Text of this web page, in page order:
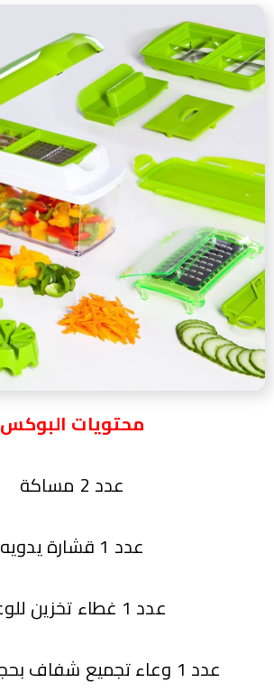
محتويات البوكس
عدد 2 مساكة
عدد 1 قشارة يدويه
عدد 1 غطاء تخزين للوعاء
عدد 1 وعاء تجميع شفاف بحجم لتر ونص